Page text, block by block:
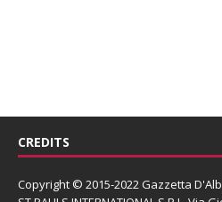
CREDITS
Copyright © 2015-2022 Gazzetta